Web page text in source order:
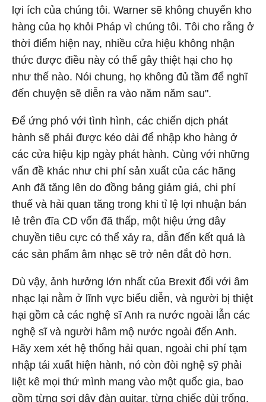
lợi ích của chúng tôi. Warner sẽ không chuyển kho
hàng của họ khỏi Pháp vì chúng tôi. Tôi cho rằng ở
thời điểm hiện nay, nhiều cửa hiệu không nhận
thức được điều này có thể gây thiệt hại cho họ
như thế nào. Nói chung, họ không đủ tầm để nghĩ
đến chuyện sẽ diễn ra vào năm năm sau".
Để ứng phó với tình hình, các chiến dịch phát
hành sẽ phải được kéo dài để nhập kho hàng ở
các cửa hiệu kịp ngày phát hành. Cùng với những
vấn đề khác như chi phí sản xuất của các hãng
Anh đã tăng lên do đồng bảng giảm giá, chi phí
thuế và hải quan tăng trong khi tỉ lệ lợi nhuận bán
lẻ trên đĩa CD vốn đã thấp, một hiệu ứng dây
chuyền tiêu cực có thể xảy ra, dẫn đến kết quả là
các sản phẩm âm nhạc sẽ trở nên đắt đỏ hơn.
Dù vậy, ảnh hưởng lớn nhất của Brexit đối với âm
nhạc lại nằm ở lĩnh vực biểu diễn, và người bị thiệt
hại gồm cả các nghệ sĩ Anh ra nước ngoài lẫn các
nghệ sĩ và người hâm mộ nước ngoài đến Anh.
Hãy xem xét hệ thống hải quan, ngoài chi phí tạm
nhập tái xuất hiện hành, nó còn đòi nghệ sỹ phải
liệt kê mọi thứ mình mang vào một quốc gia, bao
gồm từng sợi dây đàn guitar, từng chiếc dùi trống,